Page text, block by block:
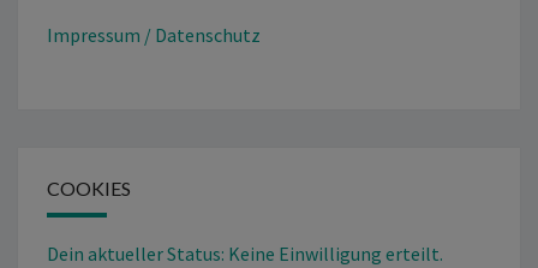
Impressum / Datenschutz
COOKIES
Dein aktueller Status: Keine Einwilligung erteilt.